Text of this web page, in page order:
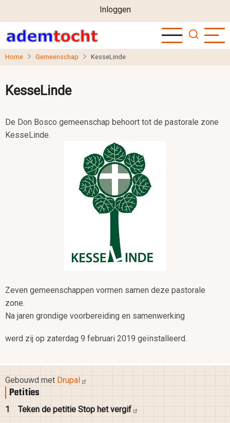
naar
de
inhoud
User
account
menu
Inloggen
Home Gemeenschap KesseLinde
KesseLinde
De Don Bosco gemeenschap behoort tot de pastorale zone
KesseLinde.
Zeven gemeenschappen vormen samen deze pastorale
zone.
Na jaren grondige voorbereiding en samenwerking
werd zij op zaterdag 9 februari 2019 geïnstalleerd.
Gebouwd met Drupal
Petities
1 Teken de petitie Stop hetvergif